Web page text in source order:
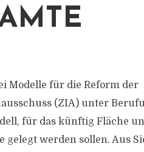
Modelle für die Reform der
(ZIA) unter
für das künftig Fläche
gelegt werden sollen. Aus